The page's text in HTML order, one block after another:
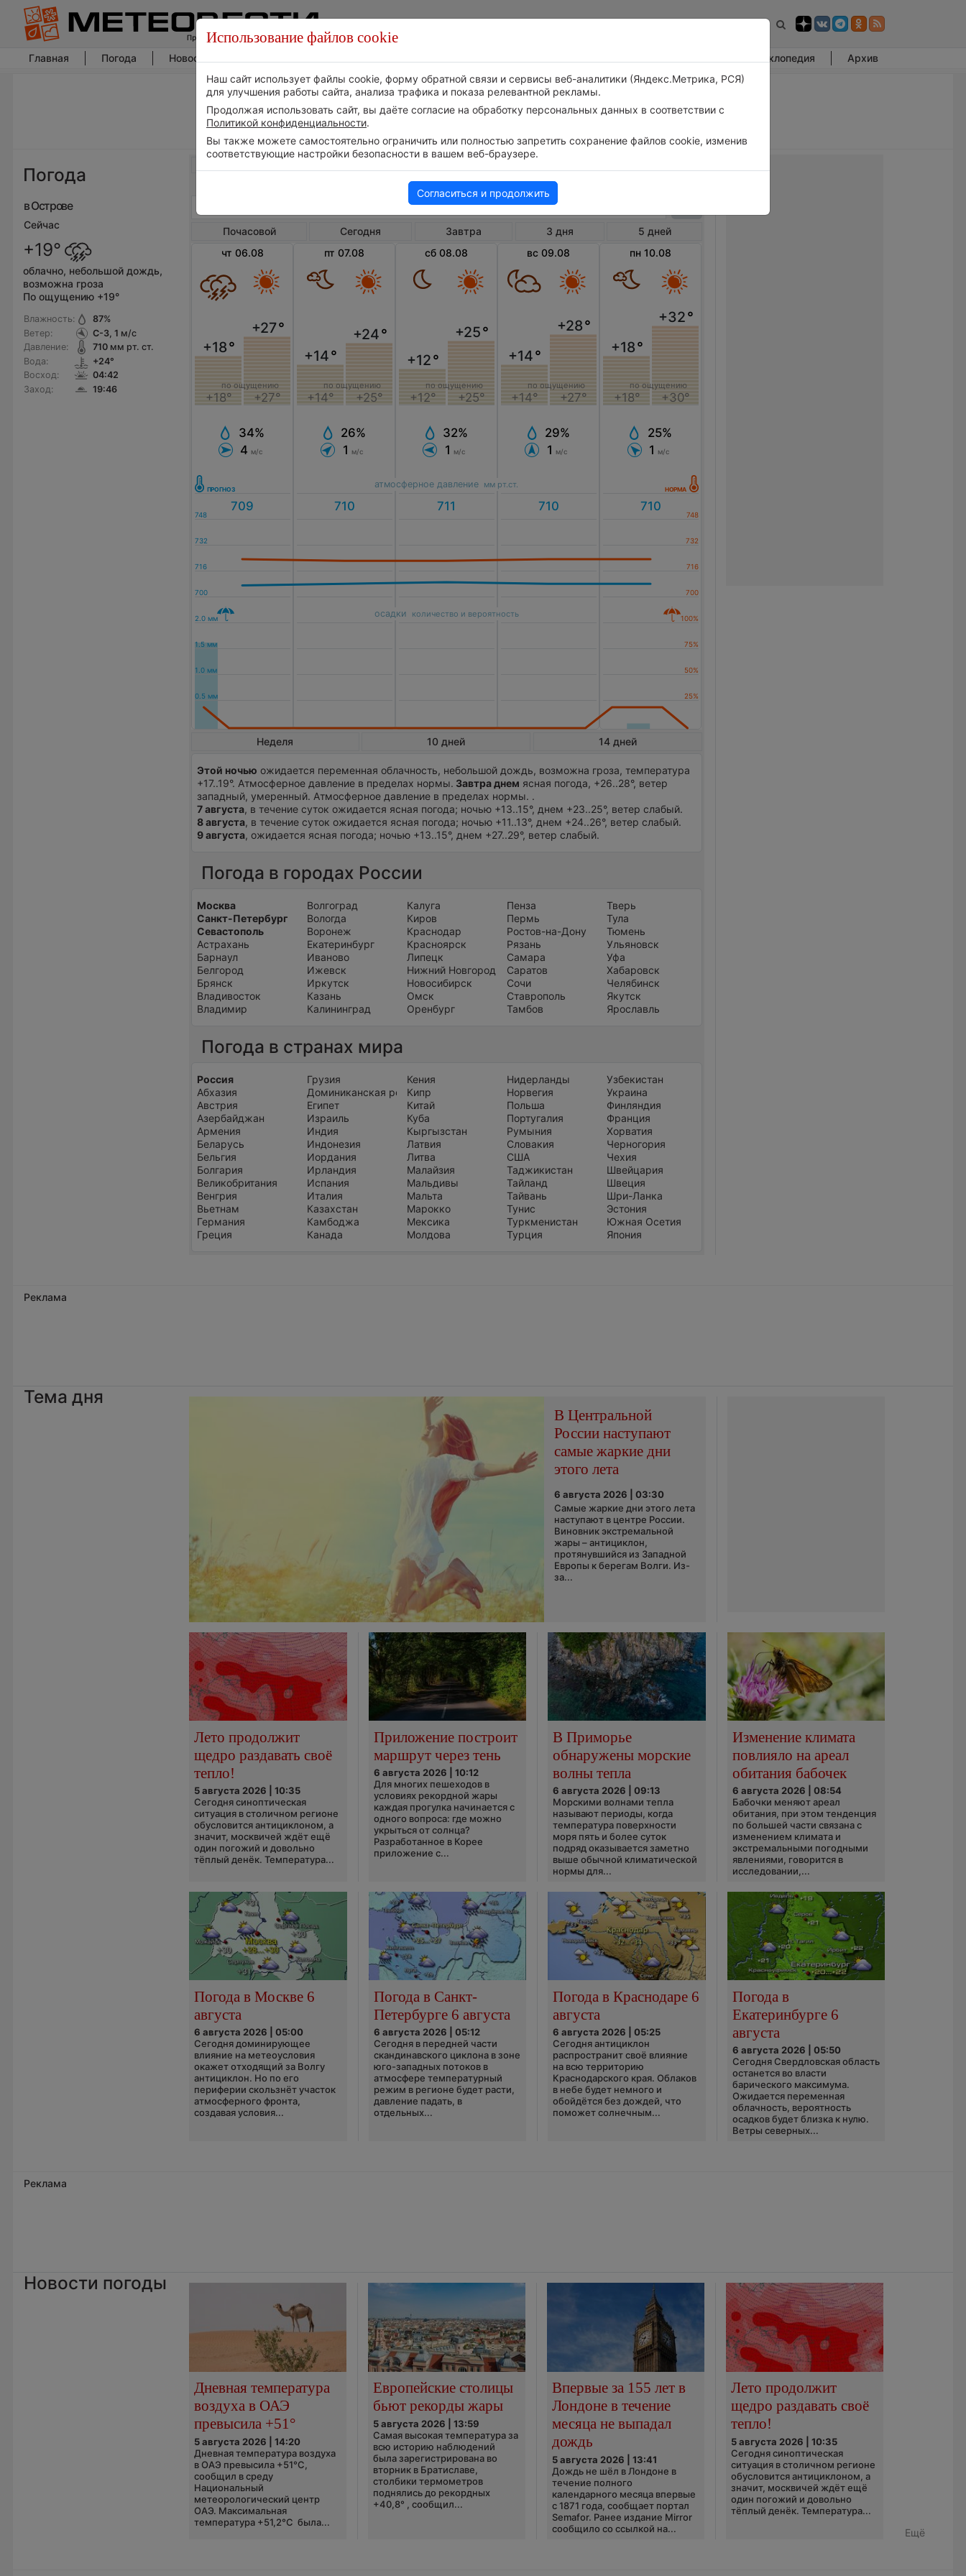
Главная Погода Новости погоды Энциклопедия Архив
Погода
в Острове
Сейчас
+19°
облачно, небольшой дождь,
возможна гроза
По ощущению +19°
Влажность:
Ветер:
Давление:
Вода:
Восход:
Заход:
87%
С-З, 1 м/с
710мм рт. ст.
+24°
04:42
19:46
Погода в Острове
Почасовой Сегодня Завтра 3 дня
5 дней
чт 06.08
+18°
+18°
+27°
+27°
по ощущению
34%
4 м/с
пт 07.08
+14°
+14°
+24°
+25°
по ощущению
26%
1
м/с
сб 08.08
+12°
+12°
+25°
+25°
по ощущению
32%
1
м/с
вс 09.08
+14°
+14°
+28°
+27°
по ощущению
29%
1
м/с
пн 10.08
+18°
+18°
+32°
+30°
по ощущению
25%
1
м/с
атмосферное давление мм рт.ст.
осадки количество и вероятность
Неделя 10 дней 14 дней
Этой ночью ожидается переменная облачность, небольшой дождь, возможна гроза, температура
+17..19°. Атмосферное давление в пределах нормы. Завтра днем ясная погода, +26..28°, ветер
западный, умеренный. Атмосферное давление в пределах нормы. .
7 августа, в течение суток ожидается ясная погода; ночью +13..15°, днем +23..25°, ветер слабый.
8 августа, в течение суток ожидается ясная погода; ночью +11..13°, днем +24..26°, ветер слабый.
9 августа, ожидается ясная погода; ночью +13..15°, днем +27..29°, ветер слабый.
Погода в городах России
Москва
Санкт-Петербург
Севастополь
Астрахань
Барнаул
Белгород
Брянск
Владивосток
Владимир
Волгоград
Вологда
Воронеж
Екатеринбург
Иваново
Ижевск
Иркутск
Казань
Калининград
Калуга
Киров
Краснодар
Красноярск
Липецк
Нижний Новгород
Новосибирск
Омск
Оренбург
Пенза
Пермь
Ростов-на-Дону
Рязань
Самара
Саратов
Сочи
Ставрополь
Тамбов
Тверь
Тула
Тюмень
Ульяновск
Уфа
Хабаровск
Челябинск
Якутск
Ярославль
Погода в странах мира
Россия
Абхазия
Австрия
Азербайджан
Армения
Беларусь
Бельгия
Болгария
Великобритания
Венгрия
Вьетнам
Германия
Греция
Грузия
Доминиканская республика
Египет
Израиль
Индия
Индонезия
Иордания
Ирландия
Испания
Италия
Казахстан
Камбоджа
Канада
Кения
Кипр
Китай
Куба
Кыргызстан
Латвия
Литва
Малайзия
Мальдивы
Мальта
Марокко
Мексика
Молдова
Нидерланды
Норвегия
Польша
Португалия
Румыния
Словакия
США
Таджикистан
Тайланд
Тайвань
Тунис
Туркменистан
Турция
Узбекистан
Украина
Финляндия
Франция
Хорватия
Черногория
Чехия
Швейцария
Швеция
Шри-Ланка
Эстония
Южная Осетия
Япония
Реклама
Тема дня
В Центральной
России наступают
самые жаркие дни
этого лета
6 августа 2026 | 03:30
Самые жаркие дни этого лета
наступают в центре России.
Виновник экстремальной
жары – антициклон,
протянувшийся из Западной
Европы к берегам Волги. Из-
за...
Лето продолжит
щедро раздавать своё
тепло!
5 августа 2026 | 10:35
Сегодня синоптическая
ситуация в столичном регионе
обусловится антициклоном, а
значит, москвичей ждёт ещё
один погожий и довольно
тёплый денёк. Температура...
Приложение построит
маршрут через тень
6 августа 2026 | 10:12
Для многих пешеходов в
условиях рекордной жары
каждая прогулка начинается с
одного вопроса: где можно
укрыться от солнца?
Разработанное в Корее
приложение с...
В Приморье
обнаружены морские
волны тепла
6 августа 2026 | 09:13
Морскими волнами тепла
называют периоды, когда
температура поверхности
моря пять и более суток
подряд оказывается заметно
выше обычной климатической
нормы для...
Изменение климата
повлияло на ареал
обитания бабочек
6 августа 2026 | 08:54
Бабочки меняют ареал
обитания, при этом тенденция
по большей части связана с
изменением климата и
экстремальными погодными
явлениями, говорится в
исследовании,...
Погода в Москве 6
августа
6 августа 2026 | 05:00
Сегодня доминирующее
влияние на метеоусловия
окажет отходящий за Волгу
антициклон. Но по его
периферии скользнёт участок
атмосферного фронта,
создавая условия...
Погода в Санкт-
Петербурге 6 августа
6 августа 2026 | 05:12
Сегодня в передней части
скандинавского циклона в зоне
юго-западных потоков в
атмосфере температурный
режим в регионе будет расти,
давление падать, в
отдельных...
Погода в Краснодаре 6
августа
6 августа 2026 | 05:25
Сегодня антициклон
распространит своё влияние
на всю территорию
Краснодарского края. Облаков
в небе будет немного и
обойдётся без дождей, что
поможет солнечным...
Погода в
Екатеринбурге 6
августа
6 августа 2026 | 05:50
Сегодня Свердловская область
останется во власти
барического максимума.
Ожидается переменная
облачность, вероятность
осадков будет близка к нулю.
Ветры северных...
Реклама
Новости погоды
Дневная температура
воздуха в ОАЭ
превысила +51°
5 августа 2026 | 14:20
Дневная температура воздуха
в ОАЭ превысила +51°C,
сообщил в среду
Национальный
метеорологический центр
ОАЭ. Максимальная
температура +51,2°C была...
Европейские столицы
бьют рекорды жары
5 августа 2026 | 13:59
Самая высокая температура за
всю историю наблюдений
была зарегистрирована во
вторник в Братиславе,
столбики термометров
поднялись до рекордных
+40,8° , сообщил...
Впервые за 155 лет в
Лондоне в течение
месяца не выпадал
дождь
5 августа 2026 | 13:41
Дождь не шёл в Лондоне в
течение полного
календарного месяца впервые
с 1871 года, сообщает портал
Semafor. Ранее издание Mirror
сообщило со ссылкой на...
Лето продолжит
щедро раздавать своё
тепло!
5 августа 2026 | 10:35
Сегодня синоптическая
ситуация в столичном регионе
обусловится антициклоном, а
значит, москвичей ждёт ещё
один погожий и довольно
тёплый денёк. Температура...
Ещё
Использование файлов cookie
Наш сайт использует файлы cookie, форму обратной связи и сервисы веб-аналитики (Яндекс.Метрика, РСЯ)
для улучшения работы сайта, анализа трафика и показа релевантной рекламы.
Продолжая использовать сайт, вы даёте согласие на обработку персональных данных в соответствии с
Политикой конфиденциальности.
Вы также можете самостоятельно ограничить или полностью запретить сохранение файлов cookie, изменив
соответствующие настройки безопасности в вашем веб-браузере.
Согласиться и продолжить